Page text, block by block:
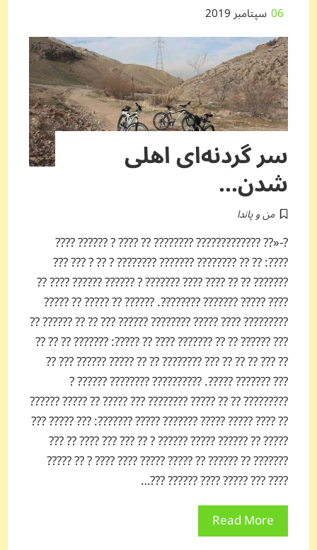
06سپتامبر 2019
سر گردنه‌ای اهلی
شدن…
من و پاندا
?-«?? ????????????? ???????? ?? ???? ? ?????? ????
????: ?? ?? ???????? ??????? ???????? ? ?? ? ??? ???
??????? ?? ?? ???? ???? ??????? ? ?????? ?????? ???? ??
???? ????? ??????? ????????. ?????? ?? ????? ?? ?????
????????? ???? ????? ???????? ?????? ??? ?? ?? ?????? ??
??? ?????? ?? ?? ??????? ???? ?? ?????: ??????? ?? ?? ??
?? ??? ?? ?? ?? ??? ???????? ?? ?? ????? ?????? ??? ??
??? ??????? ?????. ?????????? ???????? ?????? ?
????????? ?? ?? ????? ???????? ??? ????? ?? ????? ??????
?? ???? ????? ????? ??????? ????? ???????: ??? ????? ???
????? ?? ?????? ????? ?????? ? ?? ??? ??? ???? ?? ???
??????? ?? ?????? ?? ????? ????? ???? ???? ? ?? ?????
???? ??? ????? ???? ?????? ???…
Read More